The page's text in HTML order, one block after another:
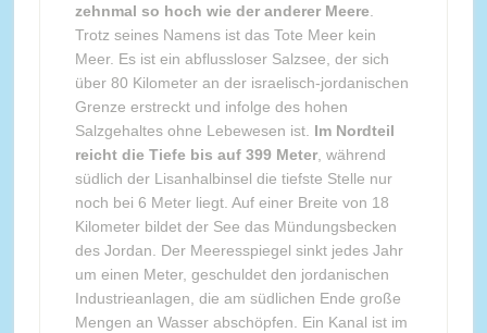
zehnmal so hoch wie der anderer Meere
Trotz seines Namens ist das Tote Meer kein
Meer. Es ist ein abflussloser Salzsee, der sich
über 80 Kilometer an der israelisch-jordanischen
Grenze erstreckt und infolge des hohen
Salzgehaltes ohne Lebewesen ist. Im Nordteil
reicht die Tiefe bis auf 399 Meter, während
südlich der Lisanhalbinsel die tiefste Stelle nur
noch bei 6 Meter liegt. Auf einer Breite von 18
Kilometer bildet der See das Mündungsbecken
des Jordan. Der Meeresspiegel sinkt jedes Jahr
um einen Meter, geschuldet den jordanischen
Industrieanlagen, die am südlichen Ende große
Mengen an Wasser abschöpfen. Ein Kanal ist im